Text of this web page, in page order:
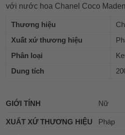
với nước hoa Chanel Coco
Thương hiệu
Xuất xứ thương hiệu
Phân loại
Dung tích
GIỚI TÍNH Nữ
XUẤT XỨ THƯƠNG HIỆU Pháp